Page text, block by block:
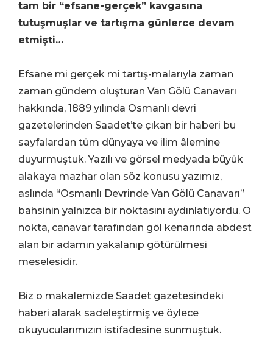
tam bir “efsane-gerçek” kavgasına
tutuşmuşlar ve tartışma günlerce devam
etmişti…
Efsane mi gerçek mi tartış-malarıyla zaman
zaman gündem oluşturan Van Gölü Canavarı
hakkında, 1889 yılında Osmanlı devri
gazetelerinden Saadet’te çıkan bir haberi bu
sayfalardan tüm dünyaya ve ilim âlemine
duyurmuştuk. Yazılı ve görsel medyada büyük
alakaya mazhar olan söz konusu yazımız,
aslında “Osmanlı Devrinde Van Gölü Canavarı”
bahsinin yalnızca bir noktasını aydınlatıyordu. O
nokta, canavar tarafından göl kenarında abdest
alan bir adamın yakalanıp götürülmesi
meselesidir.
Biz o makalemizde Saadet gazetesindeki
haberi alarak sadeleştirmiş ve öylece
okuyucularımızın istifadesine sunmuştuk.